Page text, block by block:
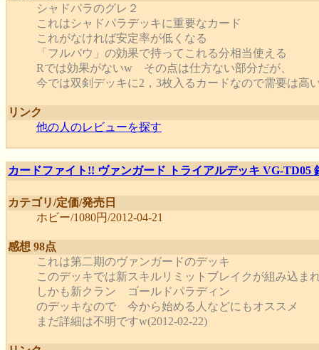
シャドパラのグレ２
これはシャドパラデッキに重要なカード
これがなければ安定率が低くなる
「フルバウ」の効果で持ってこれる分相当使える
Rでは効果がないw その点は仕方ない部分だが、
今では双剣デッキに2，3枚入るカードなので需要は高
リンク
他の人のレビューを探す
カードファイト!! ヴァンガード トライアルデッキ VG-TD05
カテゴリ/定価/発売日
ホビー/1080円/2012-04-21
感想 98点
これは第二期のヴァンガードのデッキ
このデッキでは新スキルリミットブレイクが組み込ま
しかも新クラン ゴールドパラディン
のデッキなので 今から始める人などにもオススメ
まだ詳細は不明ですw(2012-02-22)